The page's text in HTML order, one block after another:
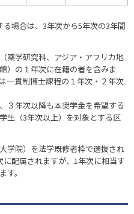
場合は、3年次から5年次の3年間
薬学研究科、アジア・アフリカ地
）の１年次に在籍の者を含みま
一貫制博士課程の１年次・２年次
３年次以降も本奨学金を希望する
生（3年次以上）を対象とする区
学院）を法学既修者枠で選抜され
配属されますが、1年次に相当す
。